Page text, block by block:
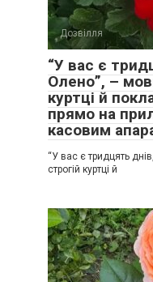
Дозвілля
“У вас є
Олено”, –
куртці й
прямо на
касовим
“У вас є тридцять
строгій куртці й